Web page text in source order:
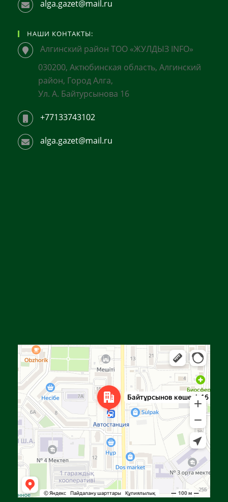
alga.gazet@mail.ru
НАШИ КОНТАКТЫ:
Алгинский район ТОО «ЖУЛДЫЗ INFO»
030200, Актюбинская область, Алгинский
район, Город Алга,
Ул. А. Байтурсынова 16
+77133743102
alga.gazet@mail.ru
Улица Байтурсынова, 16 — Яндекс Карты